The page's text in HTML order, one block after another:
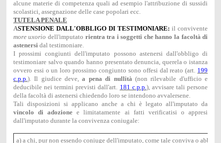
alcune materie di competenza quali ad esempio l'attribuzione di sussidi
scolastici, assegnazione delle case popolari ecc.
TUTELA PENALE
ASTENSIONE DALL'OBBLIGO DI TESTIMONIARE: il convivente
more uxorio dell'imputato rientra tra i soggetti che hanno la facoltà di
astenersi dal testimoniare.
I prossimi congiunti dell'imputato possono astenersi dall'obbligo di
testimoniare salvo quando hanno presentato denuncia, querela o istanza
ovvero essi o un loro prossimo congiunto sono offesi dal reato (art. 199
c.p.p. ). Il giudice deve,a pena di nullità (non rilevabile d'ufficio e
deducibile nei termini previsti dall'art. 181 c.p.p. ), avvisare tali persone
della facoltà di astenersi chiedendo loro se intendono avvalersene.
Tali disposizioni si applicano anche a chi è legato all'imputato da
vincolo di adozione e limitatamente ai fatti verificatisi o appresi
dall'imputato durante la convivenza coniugale:
a) a chi, pur non essendo coniuge dell'imputato, come tale conviva o abbia